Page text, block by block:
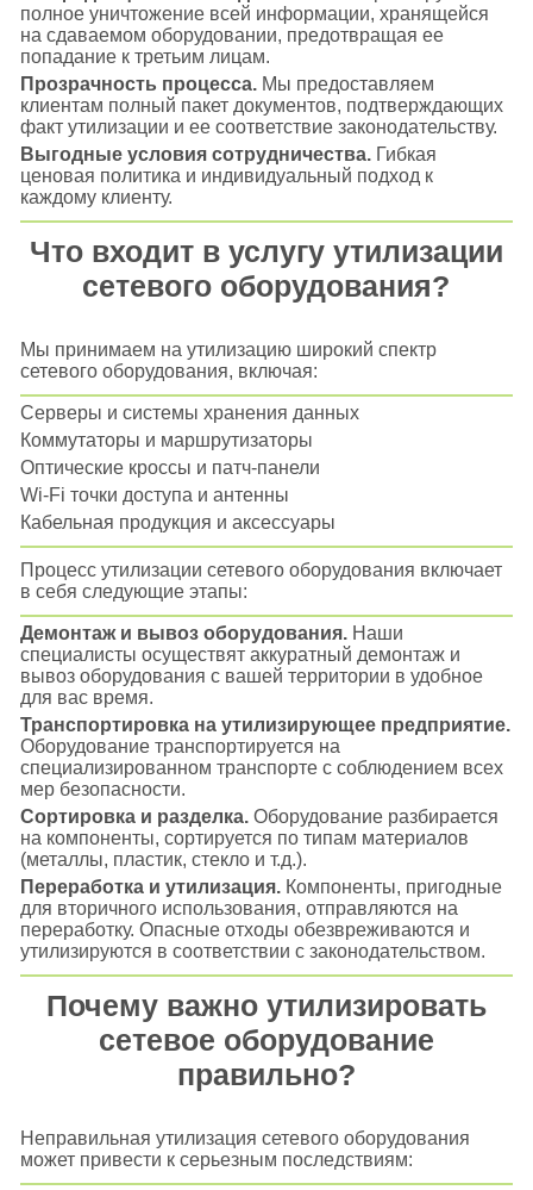
полное уничтожение всей информации, хранящейся
на сдаваемом оборудовании, предотвращая ее
попадание к третьим лицам.
Прозрачность процесса.Мы предоставляем
клиентам полный пакет документов, подтверждающих
факт утилизации и ее соответствие законодательству.
Выгодные условия сотрудничества.Гибкая
ценовая политика и индивидуальный подход к
каждому клиенту.
Что входит в услугу утилизации
сетевого оборудования?
Мы принимаем на утилизацию широкий спектр
сетевого оборудования, включая:
Серверы и системы хранения данных
Коммутаторы и маршрутизаторы
Оптические кроссы и патч-панели
Wi-Fi точки доступа и антенны
Кабельная продукция и аксессуары
Процесс утилизации сетевого оборудования включает
в себя следующие этапы:
Демонтаж и вывоз оборудования.Наши
специалисты осуществят аккуратный демонтаж и
вывоз оборудования с вашей территории в удобное
для вас время.
Транспортировка на утилизирующее предприятие.
Оборудование транспортируется на
специализированном транспорте с соблюдением всех
мер безопасности.
Сортировка и разделка.Оборудование разбирается
на компоненты, сортируется по типам материалов
(металлы, пластик, стекло и т.д.).
Переработка и утилизация.Компоненты, пригодные
для вторичного использования, отправляются на
переработку. Опасные отходы обезвреживаются и
утилизируются в соответствии с законодательством.
Почему важно утилизировать
сетевое оборудование
правильно?
Неправильная утилизация сетевого оборудования
может привести к серьезным последствиям: